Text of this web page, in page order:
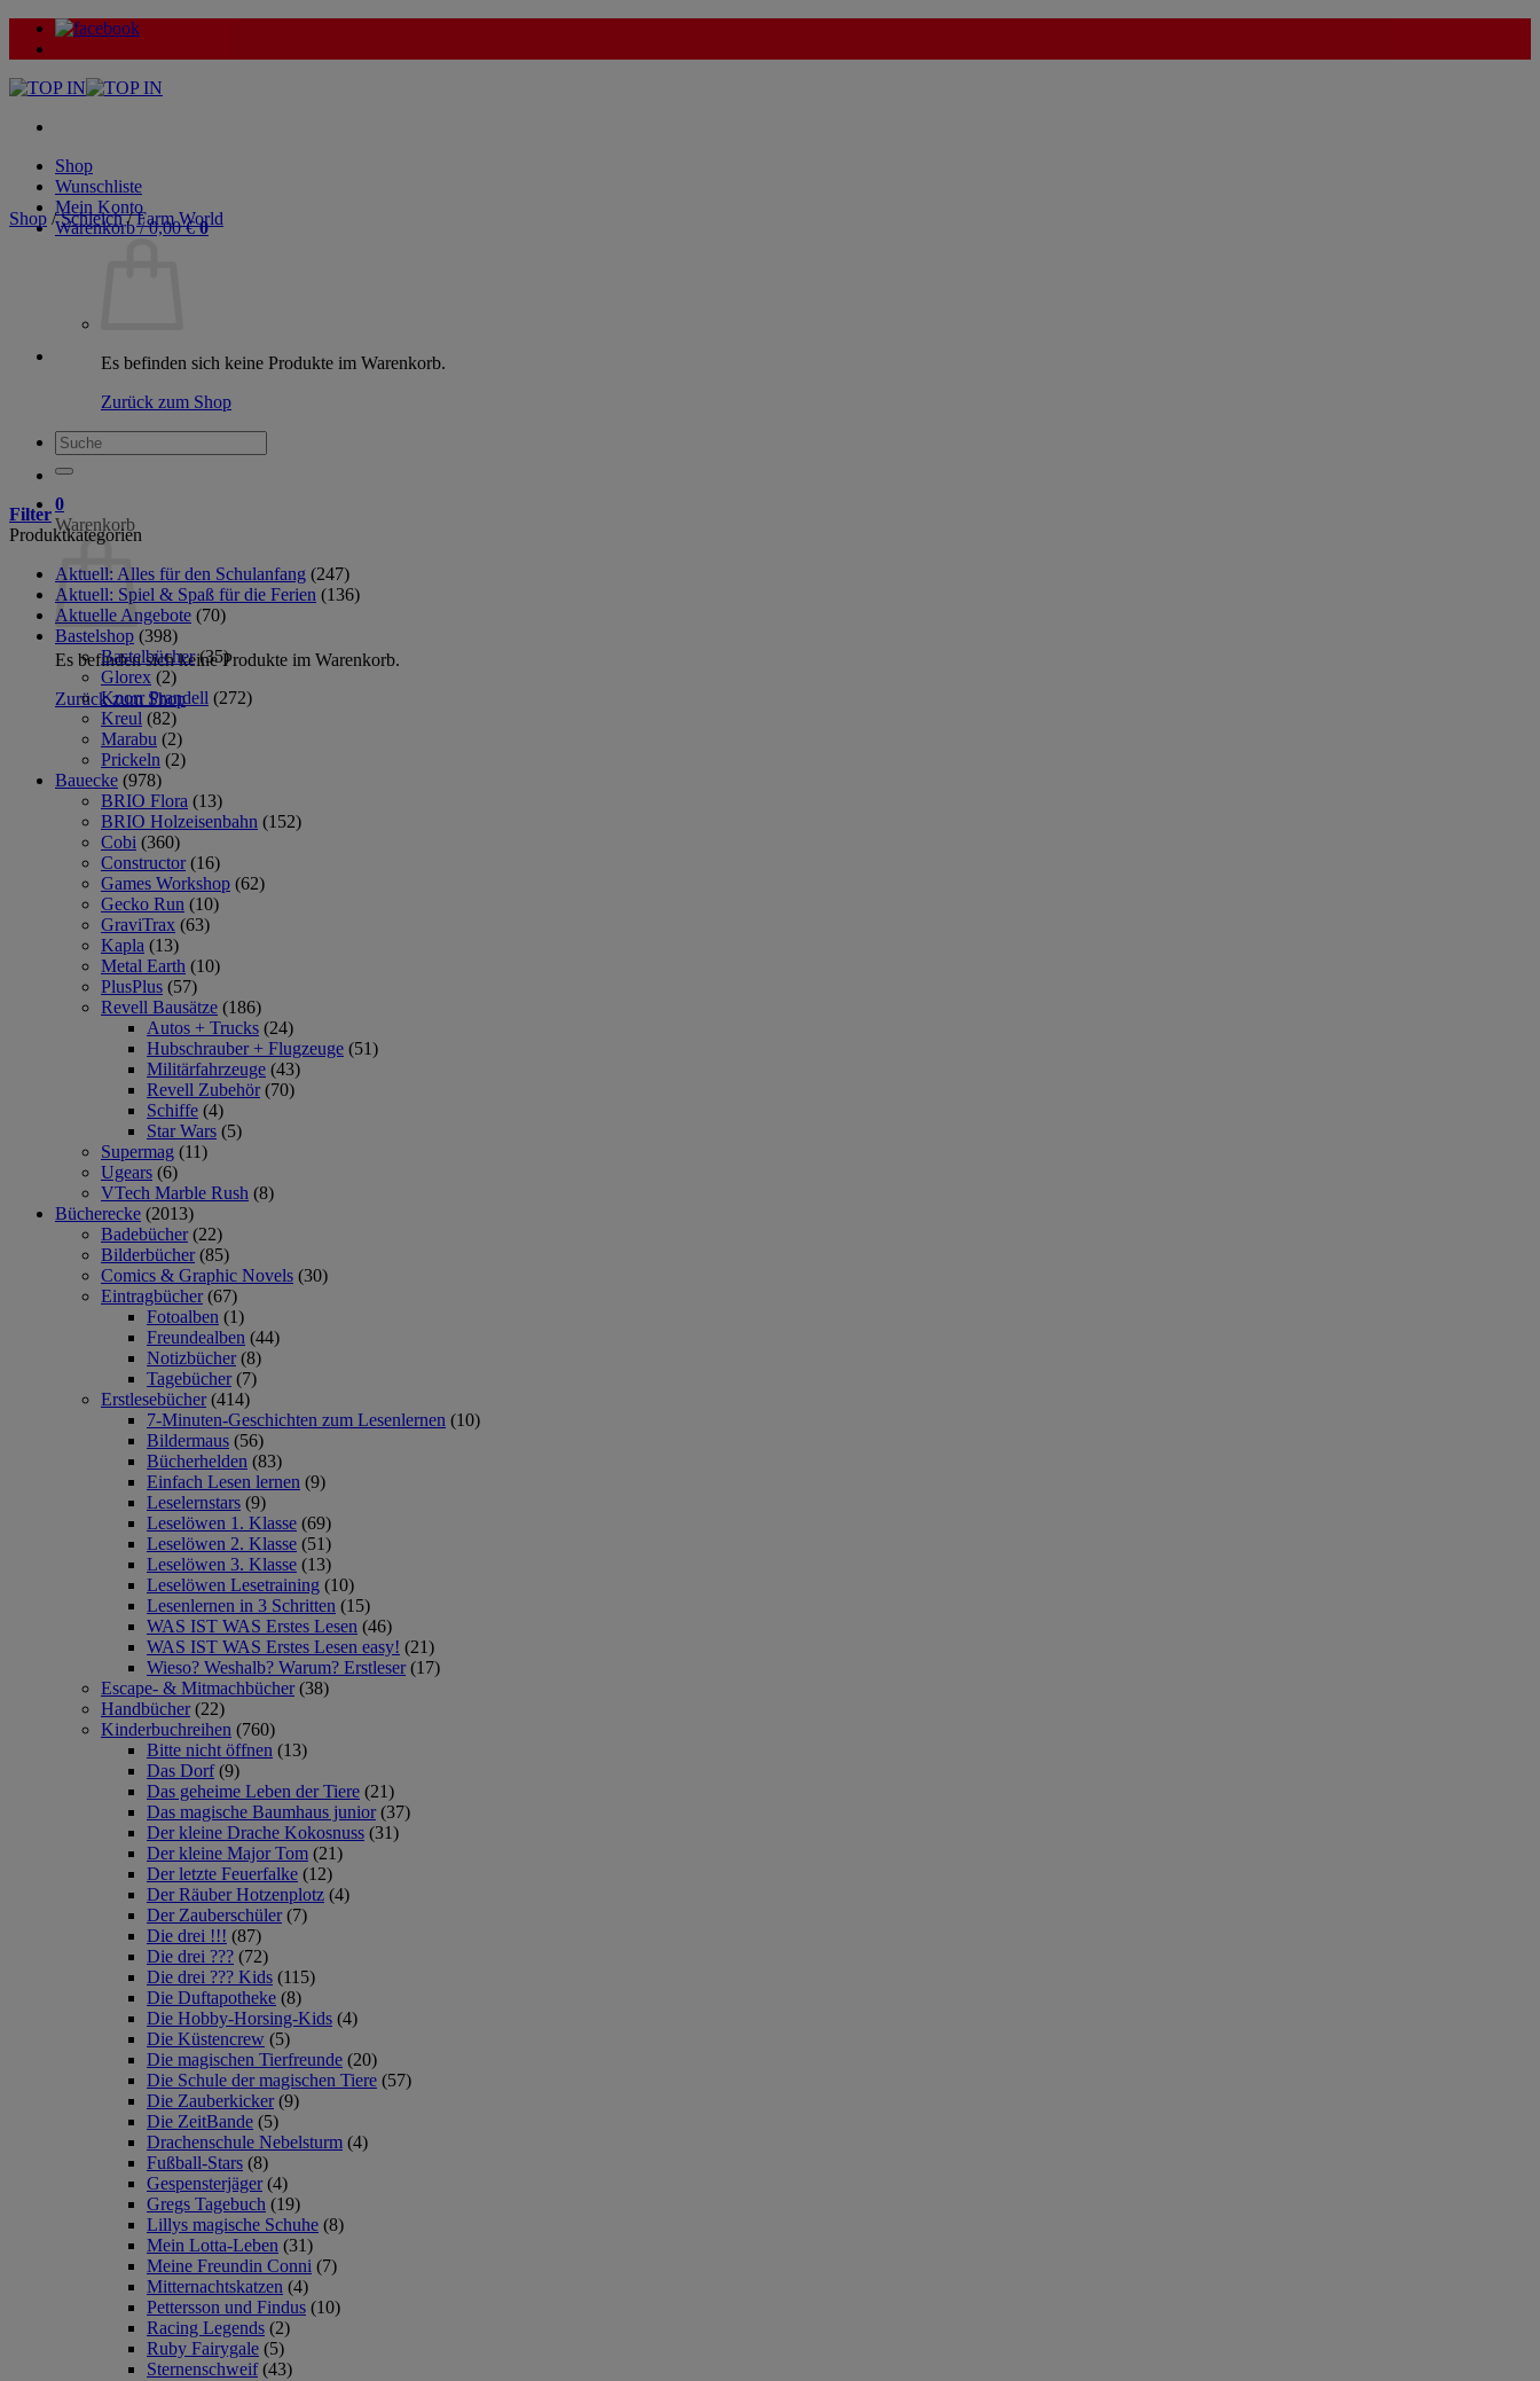
Zum
Inhalt
Shop
Wunschliste
Mein Konto
Warenkorb /0,00€ 0
Es befinden sich keine Produkte im Warenkorb.
Zurück zum Shop
Suche
nach:
0
Warenkorb
Es befinden sich keine Produkte im Warenkorb.
Zurück zum Shop
Shop / Schleich / Farm World
Filter
Produktkategorien
Aktuell: Alles für den Schulanfang (247)
Aktuell: Spiel & Spaß für die Ferien (136)
Aktuelle Angebote (70)
Bastelshop (398)
Bastelbücher (35)
Glorex (2)
Knorr Prandell (272)
Kreul (82)
Marabu (2)
Prickeln (2)
Bauecke (978)
BRIO Flora (13)
BRIO Holzeisenbahn (152)
Cobi (360)
Constructor (16)
Games Workshop (62)
Gecko Run (10)
GraviTrax (63)
Kapla (13)
Metal Earth (10)
PlusPlus (57)
Revell Bausätze (186)
Autos + Trucks (24)
Hubschrauber + Flugzeuge (51)
Militärfahrzeuge (43)
Revell Zubehör (70)
Schiffe (4)
Star Wars (5)
Supermag (11)
Ugears (6)
VTech Marble Rush (8)
Bücherecke (2013)
Badebücher (22)
Bilderbücher (85)
Comics & Graphic Novels (30)
Eintragbücher (67)
Fotoalben (1)
Freundealben (44)
Notizbücher (8)
Tagebücher (7)
Erstlesebücher (414)
7-Minuten-Geschichten zum Lesenlernen (10)
Bildermaus (56)
Bücherhelden (83)
Einfach Lesen lernen (9)
Leselernstars (9)
Leselöwen 1. Klasse (69)
Leselöwen 2. Klasse (51)
Leselöwen 3. Klasse (13)
Leselöwen Lesetraining (10)
Lesenlernen in 3 Schritten (15)
WAS IST WAS Erstes Lesen (46)
WAS IST WAS Erstes Lesen easy! (21)
Wieso? Weshalb? Warum? Erstleser (17)
Escape- & Mitmachbücher (38)
Handbücher (22)
Kinderbuchreihen (760)
Bitte nicht öffnen (13)
Das Dorf (9)
Das geheime Leben der Tiere (21)
Das magische Baumhaus junior (37)
Der kleine Drache Kokosnuss (31)
Der kleine Major Tom (21)
Der letzte Feuerfalke (12)
Der Räuber Hotzenplotz (4)
Der Zauberschüler (7)
Die drei !!! (87)
Die drei ??? (72)
Die drei ??? Kids (115)
Die Duftapotheke (8)
Die Hobby-Horsing-Kids (4)
Die Küstencrew (5)
Die magischen Tierfreunde (20)
Die Schule der magischen Tiere (57)
Die Zauberkicker (9)
Die ZeitBande (5)
Drachenschule Nebelsturm (4)
Fußball-Stars (8)
Gespensterjäger (4)
Gregs Tagebuch (19)
Lillys magische Schuhe (8)
Mein Lotta-Leben (31)
Meine Freundin Conni (7)
Mitternachtskatzen (4)
Pettersson und Findus (10)
Racing Legends (2)
Ruby Fairygale (5)
Sternenschweif (43)